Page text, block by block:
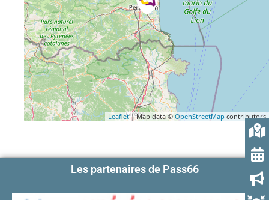
Leaflet| Map data © OpenStreetMap contributors
Les partenaires de Pass66